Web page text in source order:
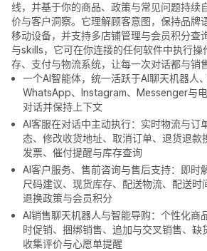
线，并基于你的商品、政策与常见问题持续
价与客户洞察。它理解顾客意图，保持品牌
移动设备，并支持多店铺管理与会员积分
与skills，它可在你连接的任何软件中执行操
存、支付与物流系统，让每一次对话都与销
一个AI智能体，统一活跃于AI聊天机器人
WhatsApp、Instagram、Messenger与
对话并保持上下文
AI客服在对话中主动执行：实时物流与订
态、修改收货地址、取消订单、退货退款
发票、催付提醒与库存查询
AI客户服务、售前咨询与售后支持：即时
尺码建议、现货库存、配送物流、配送时
退换政策与会员积分
AI销售聊天机器人与智能导购：个性化商
时促销、捆绑销售、追加与交叉销售、缺
收集评价与心愿单提醒